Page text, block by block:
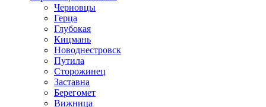
Черновцы
Герца
Глубокая
Кицмань
Новоднестровск
Путила
Сторожинец
Заставна
Берегомет
Вижница